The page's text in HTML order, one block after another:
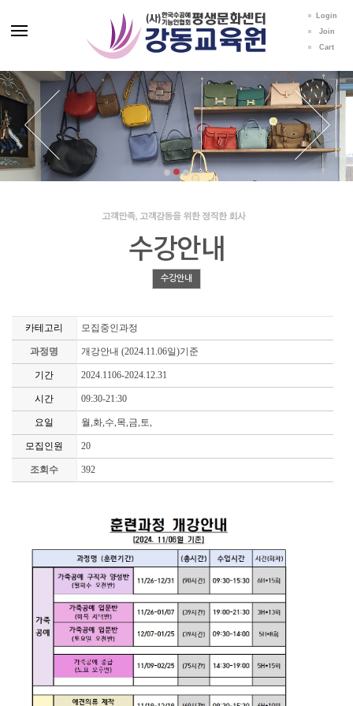
Login
Join
Cart
수강안내
수강안내
카테고리 모집중인과정
과정명 개강안내 (2024.11.06일)기준
기간 2024.1106-2024.12.31
시간 09:30-21:30
요일 월,화,수,목,금,토,
모집인원 20
조회수 392